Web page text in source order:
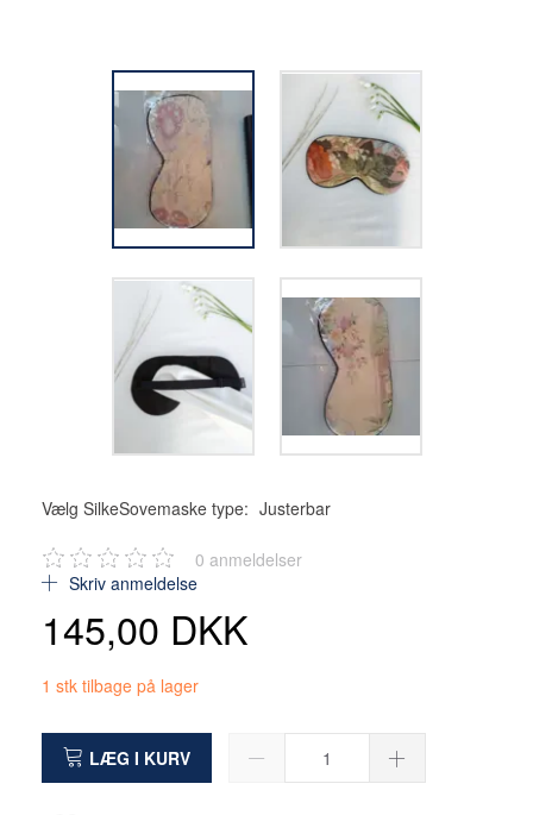
Vælg SilkeSovemaske type: Justerbar
0 anmeldelser
Skriv anmeldelse
145,00 DKK
1 stk tilbage på lager
LÆG I KURV